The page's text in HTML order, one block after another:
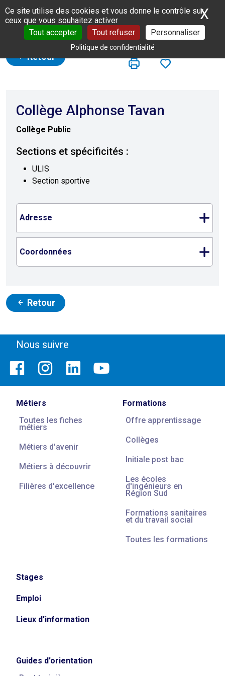
Panneau de gestion des cookies
Ce site utilise des cookies et vous donne le contrôle sur
ceux que vous souhaitez activer
Tout accepter
Tout refuser Personnaliser
Politique de confidentialité
X
Retour
Collège Alphonse Tavan
Collège Public
Sections et spécificités :
ULIS
Section sportive
Adresse
Coordonnées
Retour
Nous suivre
Métiers
Toutes les fiches
métiers
Métiers d'avenir
Métiers à découvrir
Filières d'excellence
Formations
Offre apprentissage
Collèges
Initiale post bac
Les écoles
d'ingénieurs en
Région Sud
Formations sanitaires
et du travail social
Toutes les formations
Stages
Emploi
Lieux d'information
Guides d'orientation